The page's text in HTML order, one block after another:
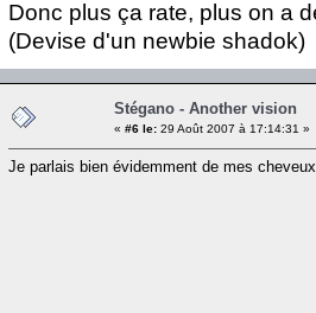
Donc plus ça rate, plus on a
(Devise d'un newbie shadok)
Stégano - Another vision
« #6 le: 29 Août 2007 à 17:14:31 »
Je parlais bien évidemment de mes